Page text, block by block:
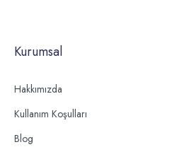
Kurumsal
Hakkımızda
Kullanım Koşulları
Blog